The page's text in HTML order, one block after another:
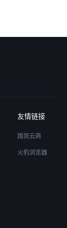
友情链接
国贸云商
火豹浏览器